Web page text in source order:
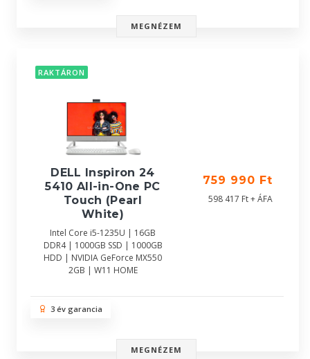
MEGNÉZEM
RAKTÁRON
DELL Inspiron 24
5410 All-in-One PC
Touch (Pearl
White)
Intel Core i5-1235U | 16GB
DDR4 | 1000GB SSD | 1000GB
HDD | NVIDIA GeForce MX550
2GB | W11 HOME
759 990 Ft
598 417 Ft + ÁFA
3 év garancia
MEGNÉZEM